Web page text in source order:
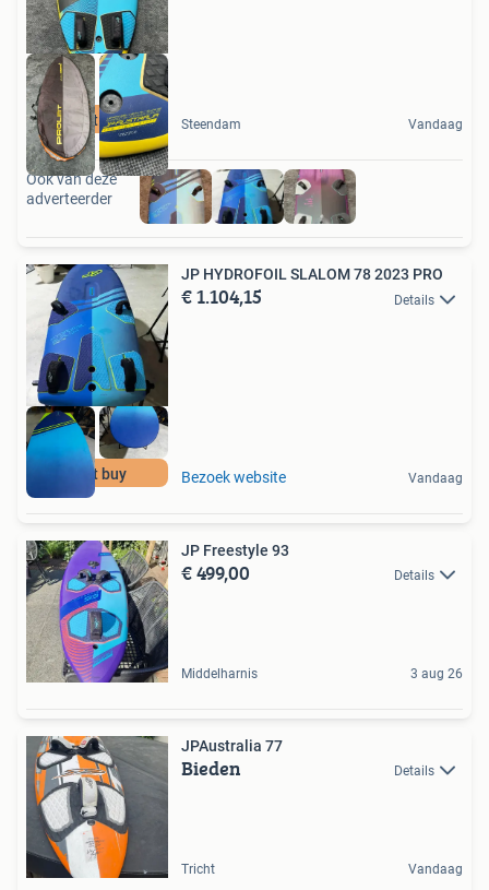
best buy Steendam Vandaag
Ook van deze
adverteerder
best buy
JP HYDROFOIL SLALOM 78 2023 PRO
€ 1.104,15 Details
Bezoek website Vandaag
JP Freestyle 93
€ 499,00 Details
Middelharnis 3 aug 26
JPAustralia 77
Bieden Details
Tricht Vandaag